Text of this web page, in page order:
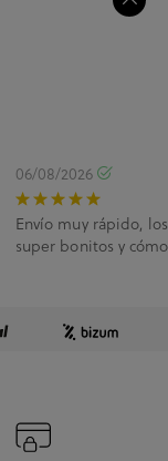
06/08/2026
Envío muy rápido,
super bonitos y